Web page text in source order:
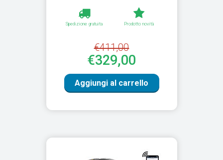
Spedizione gratuita Prodotto novità
€411,00
€329,00
Aggiungi al carrello